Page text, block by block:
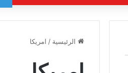
الرئيسية / امريكا